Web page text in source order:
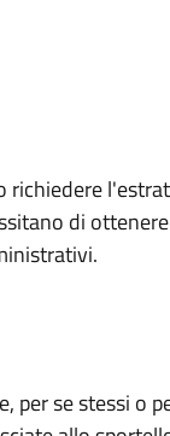
richiedere
di
per se stessi o